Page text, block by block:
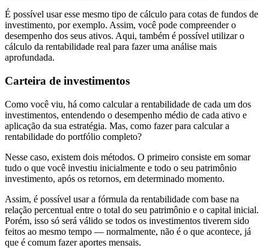
É possível usar esse mesmo tipo de cálculo para cotas de fundos de
investimento, por exemplo. Assim, você pode compreender o
desempenho dos seus ativos. Aqui, também é possível utilizar o
cálculo da rentabilidade real para fazer uma análise mais
aprofundada.
Carteira de investimentos
Como você viu, há como calcular a rentabilidade de cada um dos
investimentos, entendendo o desempenho médio de cada ativo e
aplicação da sua estratégia. Mas, como fazer para calcular a
rentabilidade do portfólio completo?
Nesse caso, existem dois métodos. O primeiro consiste em somar
tudo o que você investiu inicialmente e todo o seu patrimônio
investimento, após os retornos, em determinado momento.
Assim, é possível usar a fórmula da rentabilidade com base na
relação percentual entre o total do seu patrimônio e o capital inicial.
Porém, isso só será válido se todos os investimentos tiverem sido
feitos ao mesmo tempo — normalmente, não é o que acontece, já
que é comum fazer aportes mensais.